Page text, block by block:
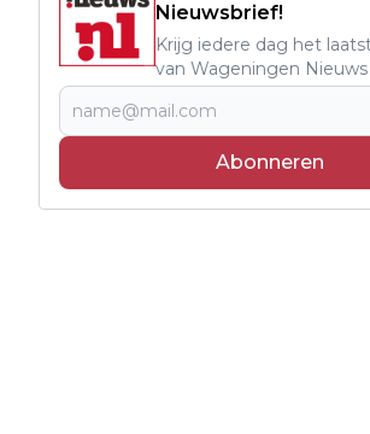
Nieuwsbrief!
Krijg iedere dag het
van Wageningen
Abonneren